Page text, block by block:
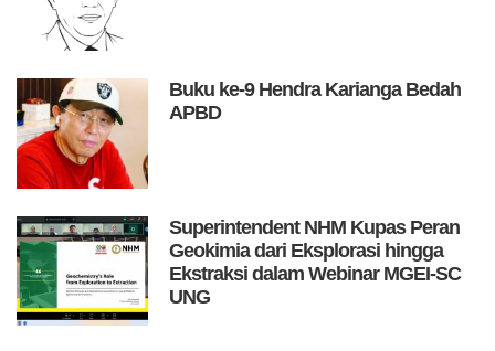
Buku ke-9 Hendra Karianga Bedah
APBD
Superintendent NHM Kupas Peran
Geokimia dari Eksplorasi hingga
Ekstraksi dalam Webinar MGEI-SC
UNG